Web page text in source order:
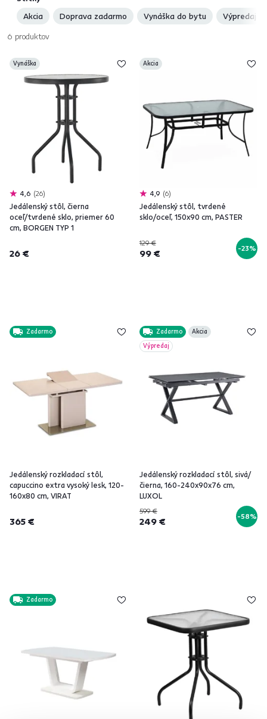
Akcia
Doprava zadarmo Vynáška do bytu Výpredaj
6 produktov
Vynáška
4,6 26
Jedálenský stôl, čierna
oceľ/tvrdené sklo, priemer 60
cm, BORGEN TYP 1
26 €
Akcia
4,9 6
Jedálenský stôl, tvrdené
sklo/oceľ, 150x90 cm, PASTER
129 €
99 € -23%
Zadarmo
Jedálenský rozkladací stôl,
capuccino extra vysoký lesk, 120-
160x80 cm, VIRAT
365 €
Zadarmo
Akcia
Výpredaj
Jedálenský rozkladací stôl, sivá/
čierna, 160-240x90x76 cm,
LUXOL
599 €
249 € -58%
Zadarmo